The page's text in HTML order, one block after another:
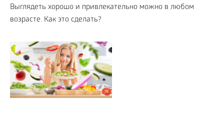
Выглядеть хорошо и привлекательно можно в любом
возрасте. Как это сделать?